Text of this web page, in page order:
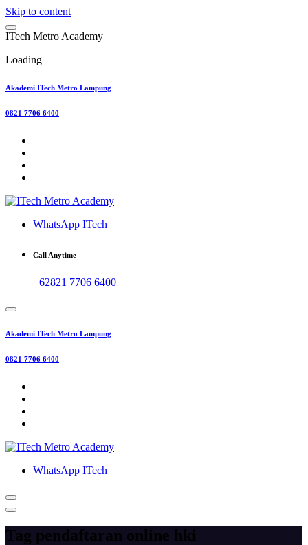
Skip to content
ITech Metro Academy
Loading
Akademi ITech Metro Lampung
0821 7706 6400
WhatsApp ITech
Call Anytime
+62821 7706 6400
Akademi ITech Metro Lampung
0821 7706 6400
WhatsApp ITech
Tag pendaftaran online hki